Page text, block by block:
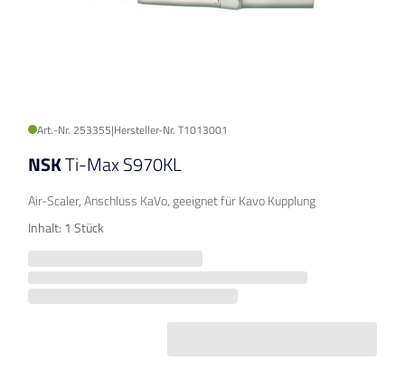
Art.-Nr. 253355|Hersteller-Nr. T1013001
NSKTi-Max S970KL
Air-Scaler, Anschluss KaVo, geeignet für Kavo Kupplung
Inhalt: 1 Stück